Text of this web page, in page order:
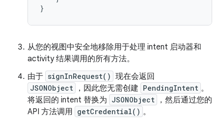
}
从您的视图中安全地移除用于处理 intent 启动器和
activity 结果调用的所有方法。
由于 signInRequest() 现在会返回
JSONObject ，因此您无需创建 PendingIntent 。
将返回的 intent 替换为 JSONObject
，然后通过您的
API 方法调用 getCredential() 。